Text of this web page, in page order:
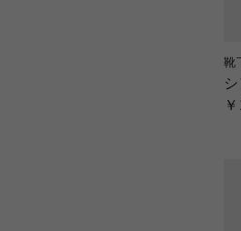
靴